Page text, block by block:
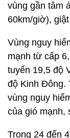
vùng gần tâm
60km/giờ),
Vùng nguy
mạnh từ cấp
tuyến 19,5 độ
độ Kinh Đông.
vùng nguy
của gió mạnh,
Trong 24 đến